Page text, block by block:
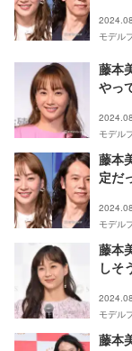
モデル
藤本
やっ
モデル
藤本
定だ
モデル
藤本
しそ
モデル
藤本